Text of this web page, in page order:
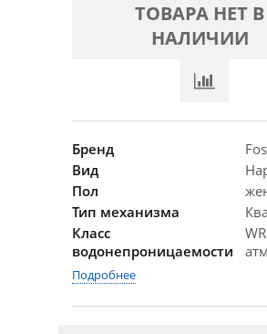
ТОВАРА НЕТ В
НАЛИЧИИ
Бренд
Вид
Пол
Тип механизма
Класс
водонепроницаемости
Подробнее